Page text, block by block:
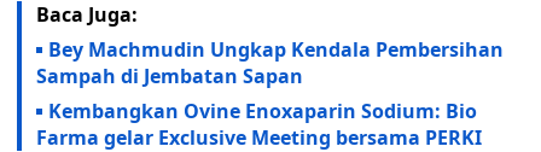
Baca Juga:
Bey Machmudin Ungkap Kendala Pembersihan
Sampah di Jembatan Sapan
Kembangkan Ovine Enoxaparin Sodium: Bio
Farma gelar Exclusive Meeting bersama PERKI